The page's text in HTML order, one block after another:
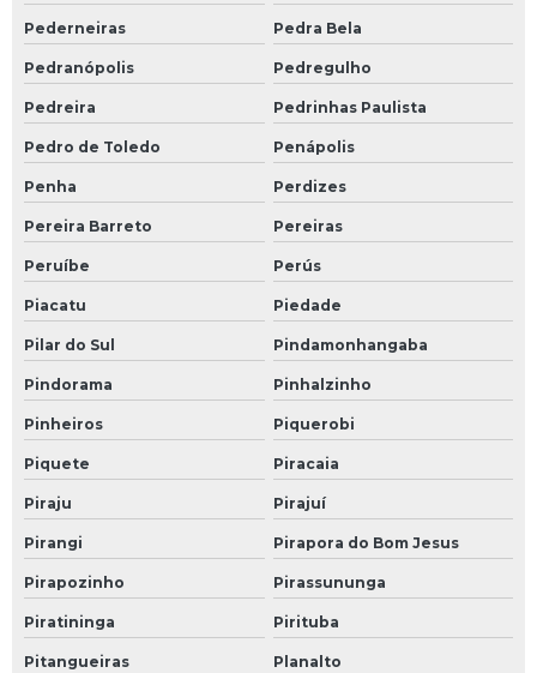
Pederneiras Pedra Bela
Pedranópolis Pedregulho
Pedreira Pedrinhas Paulista
Pedro de Toledo Penápolis
Penha Perdizes
Pereira Barreto Pereiras
Peruíbe Perús
Piacatu Piedade
Pilar do Sul Pindamonhangaba
Pindorama Pinhalzinho
Pinheiros Piquerobi
Piquete Piracaia
Piraju Pirajuí
Pirangi Pirapora do Bom Jesus
Pirapozinho Pirassununga
Piratininga Pirituba
Pitangueiras Planalto